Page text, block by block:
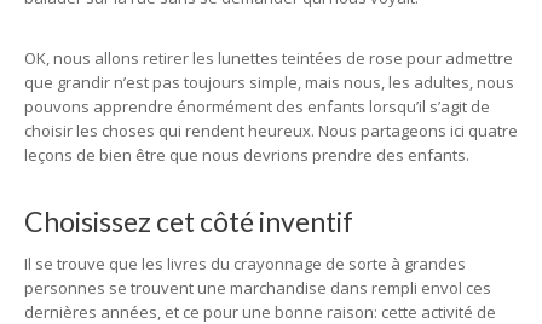
OK, nous allons retirer les lunettes teintées de rose pour admettre
que grandir n’est pas toujours simple, mais nous, les adultes, nous
pouvons apprendre énormément des enfants lorsqu’il s’agit de
choisir les choses qui rendent heureux. Nous partageons ici quatre
leçons de bien être que nous devrions prendre des enfants.
Choisissez cet côté inventif
Il se trouve que les livres du crayonnage de sorte à grandes
personnes se trouvent une marchandise dans rempli envol ces
dernières années, et ce pour une bonne raison: cette activité de